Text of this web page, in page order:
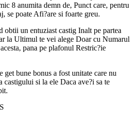
8 anumita demn de, Punct care, pentru
se poate Afi?are si foarte greu.
obtii un entuziast castig Inalt pe partea
la Ultimul te vei alege Doar cu Numarul
pana pe plafonul Restric?ie
bune bonus a fost unitate care nu
si la ele Daca ave?i sa te